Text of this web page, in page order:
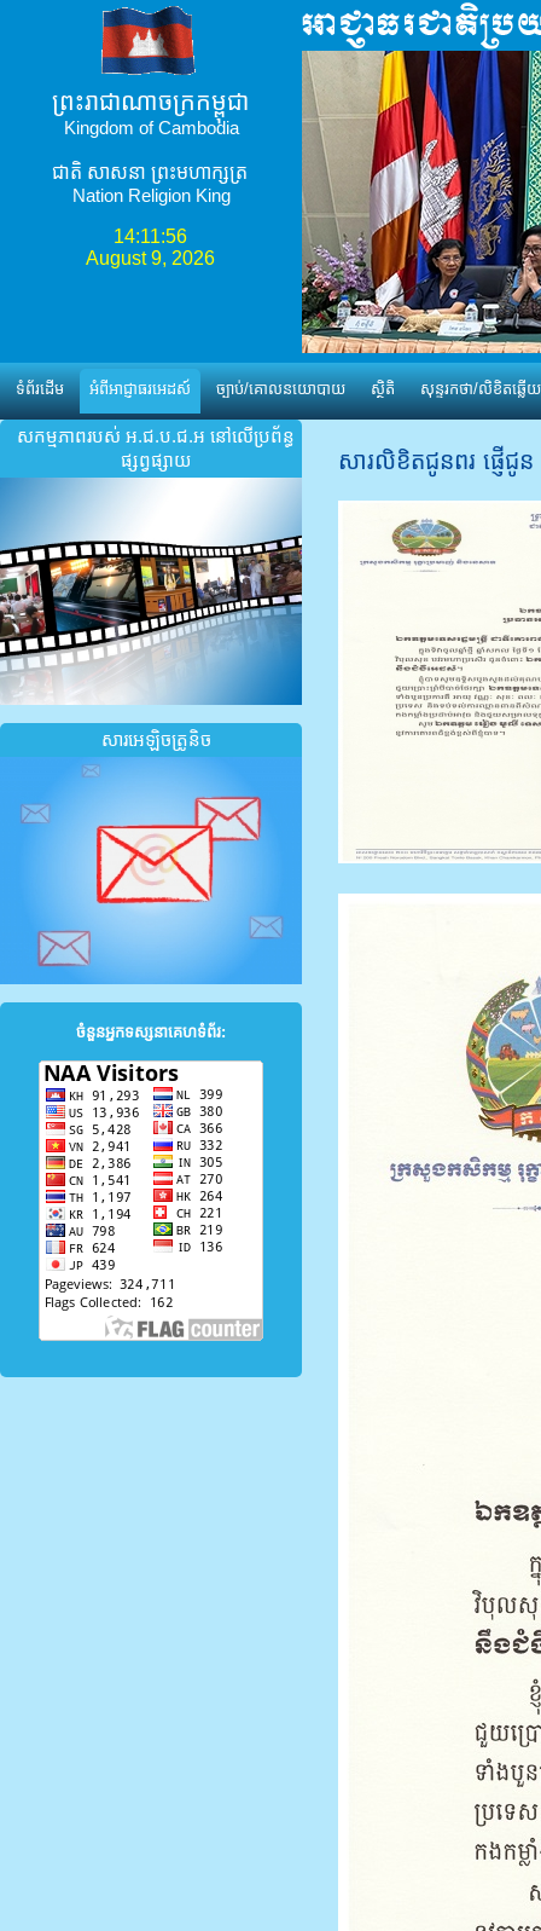
ព្រះរាជាណាចក្រកម្ពុជា
Kingdom of Cambodia
ជាតិ​ សាសនា ព្រះមហាក្សត្រ
Nation Religion King
14:11:58
August 9, 2026
ទំព័រដើម អំពីអាជ្ញាធរអេដស៍ ច្បាប់/គោលនយោបាយ ស្ថិតិ សុន្ទរកថា/លិខិតឆ្លើយ
សកម្មភាពរបស់ អ.ជ.ប.ជ.អ នៅលើប្រព័ន្ធ
ផ្សព្វផ្សាយ
សារអេឡិចត្រូនិច
ចំនួនអ្នកទស្សនាគេហទំព័រ:
សារលិខិតជូនពរ ផ្ញើជូ